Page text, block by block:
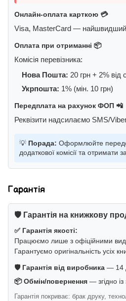
Онлайн-оплата карткою 💳
Visa, MasterCard — найшвидший
Оплата при отриманні 📦
Комісія перевізника:
Нова Пошта: 20 грн + 2% від
Укрпошта: 1% (мін. 10 грн)
Передплата на рахунок ФОП 📲
Реквізити надсилаємо SMS/
💡 Порада: Оформлюйте
додаткової комісії та
Гарантія
🛡️ Гарантія на книжкову
✅ Гарантія якості:
Працюємо лише з офіційними
Гарантуємо оригінальність усіх
🛡️ Гарантія від виробника — 14
📦 Обмін/повернення — згідно
Гарантія покриває: брак друку,